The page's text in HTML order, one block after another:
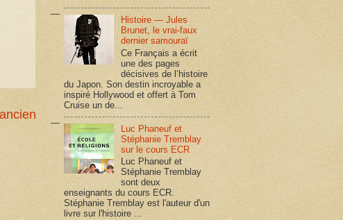
Histoire — Jules
Brunet, le vrai-faux
dernier samouraï
Ce Français a écrit
une des pages
décisives de l’histoire
du Japon. Son destin incroyable a
inspiré Hollywood et offert à Tom
Cruise un de...
Luc Phaneuf et
Stéphanie Tremblay
sur le cours ECR
Luc Phaneuf et
Stéphanie Tremblay
sont deux
enseignants du cours ECR.
Stéphanie Tremblay est l'auteur d'un
livre sur l'histoire ...